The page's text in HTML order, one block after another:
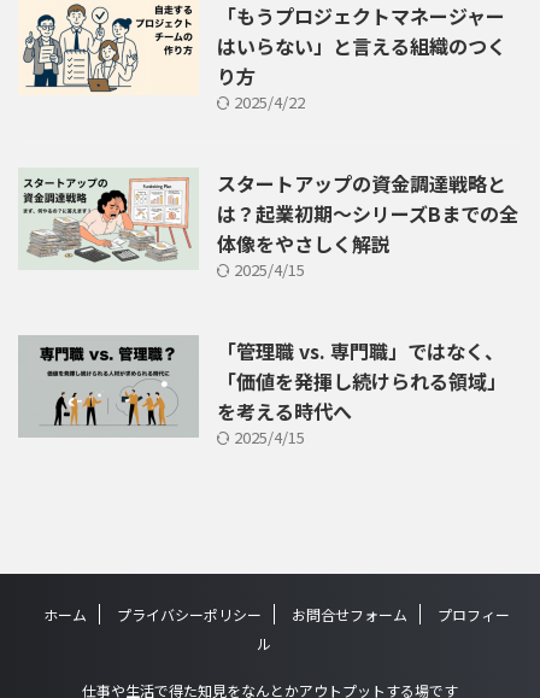
「もうプロジェクトマネージャー
はいらない」と言える組織のつく
り方
2025/4/22
スタートアップの資金調達戦略と
は？起業初期〜シリーズBまでの全
体像をやさしく解説
2025/4/15
「管理職 vs. 専門職」ではなく、
「価値を発揮し続けられる領域」
を考える時代へ
2025/4/15
ホーム プライバシーポリシー お問合せフォーム
プロフィー
ル
仕事や生活で得た知見をなんとかアウトプットする場です